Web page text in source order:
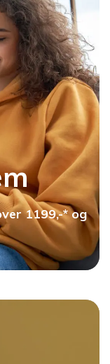
1199,-* og